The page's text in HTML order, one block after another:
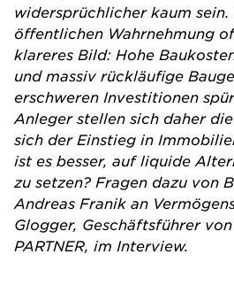
widersprüchlicher kaum
öffentlichen Wahrnehmung
klareres Bild: Hohe
und massiv rückläufige
erschweren Investitionen
Anleger stellen sich daher
sich der Einstieg in
ist es besser, auf liquide
zu setzen? Fragen dazu von
Andreas Franik an
Glogger, Geschäftsführer von
PARTNER, im Interview.